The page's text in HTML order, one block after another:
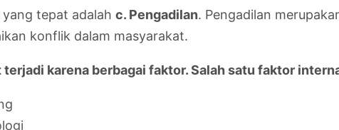
tepat adalah c. Pengadilan. Pengadilan
konflik dalam masyarakat.
terjadi karena berbagai faktor. Salah satu faktor